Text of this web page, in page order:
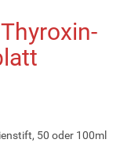
50 oder 100ml